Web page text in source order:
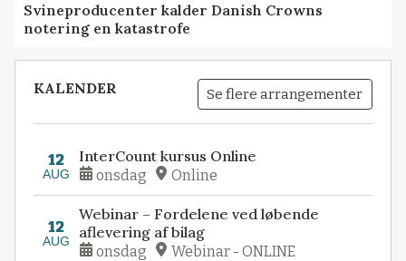
Svineproducenter kalder Danish Crowns
notering en katastrofe
KALENDER Se flere arrangementer
12
AUG
InterCount kursus Online
onsdag Online
12
AUG
Webinar – Fordelene ved løbende
aflevering af bilag
onsdag Webinar - ONLINE